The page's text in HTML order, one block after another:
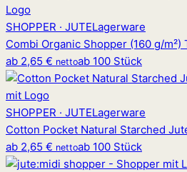
SHOPPER · JUTELagerware
Combi Organic Shopper (160 g/m²)
ab 2,65 € nettoab 100 Stück
SHOPPER · JUTELagerware
Cotton Pocket Natural Starched
ab 2,65 € nettoab 100 Stück